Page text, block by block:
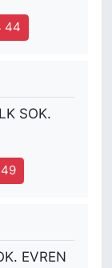
44
SOK.
EVREN